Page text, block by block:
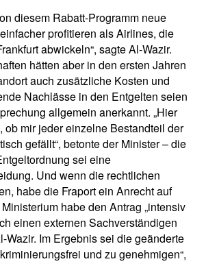
diesem Rabatt-Programm neue
profitieren als Airlines, die
abwickeln“, sagte Al-Wazir.
hätten aber in den ersten Jahren
auch zusätzliche Kosten und
Nachlässe in den Entgelten seien
allgemein anerkannt. „Hier
ob mir jeder einzelne Bestandteil der
gefällt“, betonte der Minister – die
sei eine
Und wenn die rechtlichen
habe die Fraport ein Anrecht auf
habe den Antrag „intensiv
einen externen Sachverständigen
Wazir. Im Ergebnis sei die geänderte
und zu genehmigen“,